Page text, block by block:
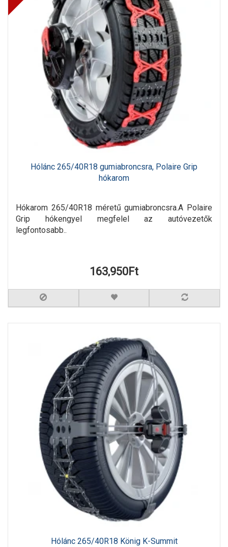
Hólánc 265/40R18 gumiabroncsra, Polaire Grip
hókarom
Hókarom 265/40R18 méretű gumiabroncsra.A Polaire
Grip hókengyel megfelel az autóvezetők
legfontosabb..
163,950Ft
Hólánc 265/40R18 König K-Summit